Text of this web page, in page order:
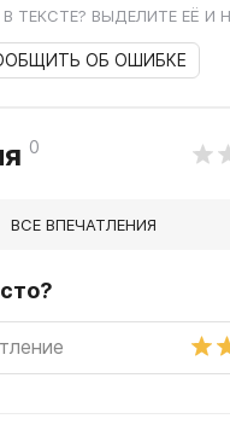
ТЕКСТЕ? ВЫДЕЛИТЕ ЕЁ И
ОБ ОШИБКЕ
0
ВСЕ ВПЕЧАТЛЕНИЯ